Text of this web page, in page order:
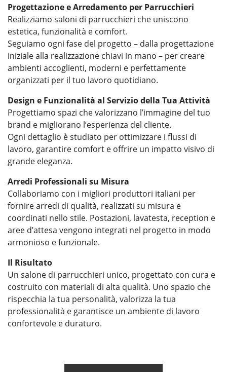
Progettazione e Arredamento per Parrucchieri
Realizziamo saloni di parrucchieri che uniscono
estetica, funzionalità e comfort.
Seguiamo ogni fase del progetto – dalla progettazione
iniziale alla realizzazione chiavi in mano – per creare
ambienti accoglienti, moderni e perfettamente
organizzati per il tuo lavoro quotidiano.
Design e Funzionalità al Servizio della Tua Attività
Progettiamo spazi che valorizzano l’immagine del tuo
brand e migliorano l’esperienza del cliente.
Ogni dettaglio è studiato per ottimizzare i flussi di
lavoro, garantire comfort e offrire un impatto visivo di
grande eleganza.
Arredi Professionali su Misura
Collaboriamo con i migliori produttori italiani per
fornire arredi di qualità, realizzati su misura e
coordinati nello stile. Postazioni, lavatesta, reception e
aree d’attesa vengono integrati nel progetto in modo
armonioso e funzionale.
Il Risultato
Un salone di parrucchieri unico, progettato con cura e
costruito con materiali di alta qualità. Uno spazio che
rispecchia la tua personalità, valorizza la tua
professionalità e garantisce un ambiente di lavoro
confortevole e duraturo.